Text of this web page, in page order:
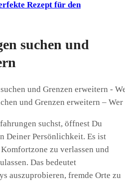
Rezept für den
suchen und
und Grenzen erweitern –
suchst, öffnest Du
Deiner Persönlichkeit. Es ist
zu verlassen und
Das bedeutet
auszuprobieren, fremde Orte zu